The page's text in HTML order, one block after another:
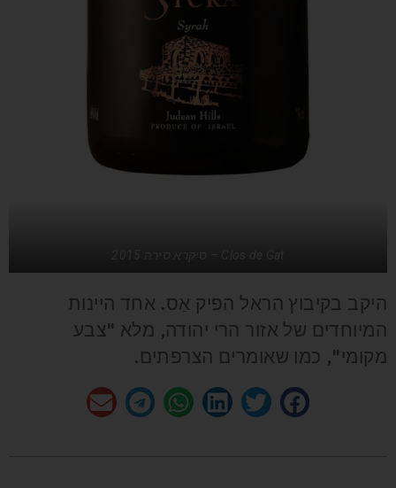
היקב בקיבוץ הראל הפיק אַס. אחד היינות
המיוחדים של אזור הרי יהודה, מלא "צבע
מקומי", כמו שאומרים הצרפתים.